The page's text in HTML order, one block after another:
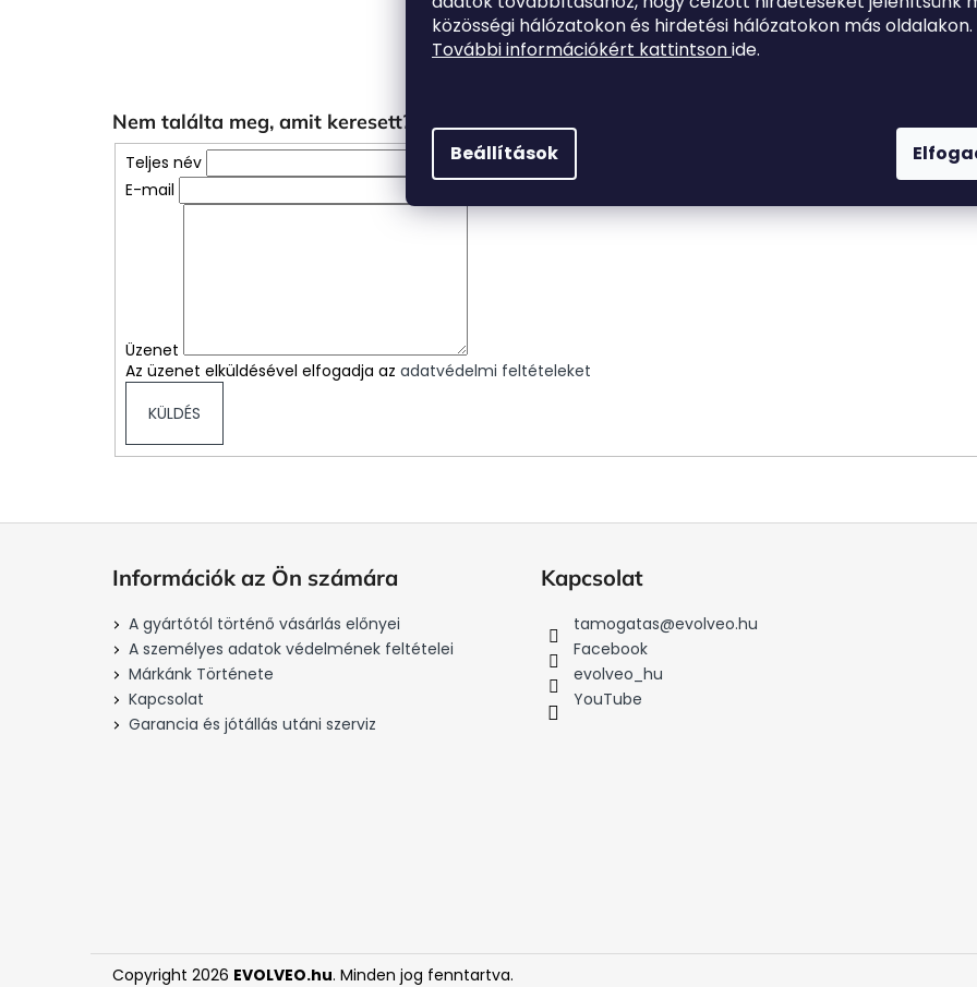
közösségi hálózatokon és hirdetési hálózatokon más oldalakon.
További információkért kattintsonide.
Beállítások
Nem találta meg, amit keresett? Ne habozzon kapcsolatba lépni velünk:
Teljes név
E-mail
Üzenet
Az üzenet elküldésével elfogadja az adatvédelmi feltételeket
Információk az Ön számára
A gyártótól történő vásárlás előnyei
A személyes adatok védelmének feltételei
Márkánk Története
Kapcsolat
Garancia és jótállás utáni szerviz
Kapcsolat
tamogatas@evolveo.hu
Facebook
evolveo_hu
YouTube
Copyright 2026 EVOLVEO.hu. Minden jog fenntartva.